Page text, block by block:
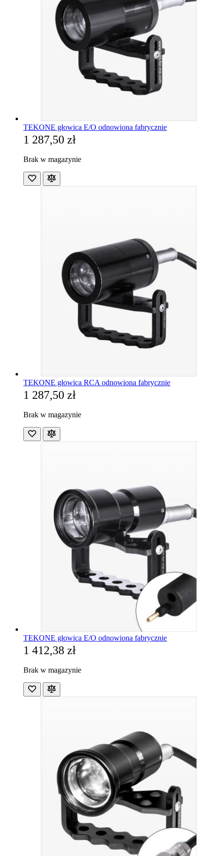
TEKONE głowica E/O odnowiona fabrycznie
1 287,50 zł
Brak w magazynie
TEKONE głowica RCA odnowiona fabrycznie
1 287,50 zł
Brak w magazynie
TEKONE głowica E/O odnowiona fabrycznie
1 412,38 zł
Brak w magazynie